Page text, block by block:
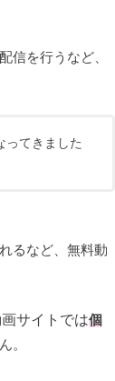
信を行うなど、
ってきました
るなど、無料動
サイトでは個
。